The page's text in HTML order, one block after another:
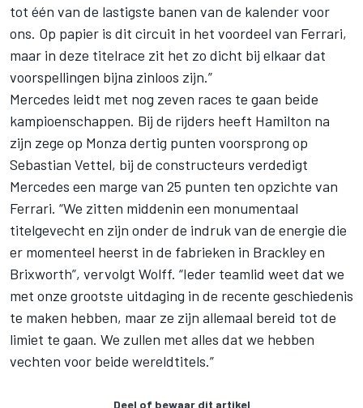
tot één van de lastigste banen van de kalender voor
ons. Op papier is dit circuit in het voordeel van Ferrari,
maar in deze titelrace zit het zo dicht bij elkaar dat
voorspellingen bijna zinloos zijn.”
Mercedes leidt met nog zeven races te gaan beide
kampioenschappen. Bij de rijders heeft Hamilton na
zijn zege op Monza dertig punten voorsprong op
Sebastian Vettel, bij de constructeurs verdedigt
Mercedes een marge van 25 punten ten opzichte van
Ferrari. “We zitten middenin een monumentaal
titelgevecht en zijn onder de indruk van de energie die
er momenteel heerst in de fabrieken in Brackley en
Brixworth”, vervolgt Wolff. “Ieder teamlid weet dat we
met onze grootste uitdaging in de recente geschiedenis
te maken hebben, maar ze zijn allemaal bereid tot de
limiet te gaan. We zullen met alles dat we hebben
vechten voor beide wereldtitels.”
Deel of bewaar dit artikel